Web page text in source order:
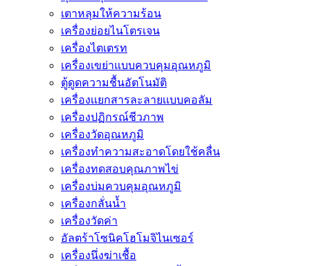
เตาหลุมให้ความร้อน
เครื่องย่อยไนโตรเจน
เครื่องไตเตรท
เครื่องเขย่าแบบควบคุมอุณหภูมิ
ตู้ดูดความชื้นอัตโนมัติ
เครื่องเเยกสารละลายเเบบคอลัม
เครื่องปฏิกรณ์ชีวภาพ
เครื่องวัดอุณหภูมิ
เครื่องทำความสะอาดโดยใช้คลื่น
เครื่องทดสอบคุณภาพไข่
เครื่องบ่มควบคุมอุณหภูมิ
เครื่องกลั่นน้ำ
เครื่องวัดค่า
อัลตร้าโซนิคโฮโมจิไนเซอร์
เครื่องนึ่งฆ่าเชื้อ